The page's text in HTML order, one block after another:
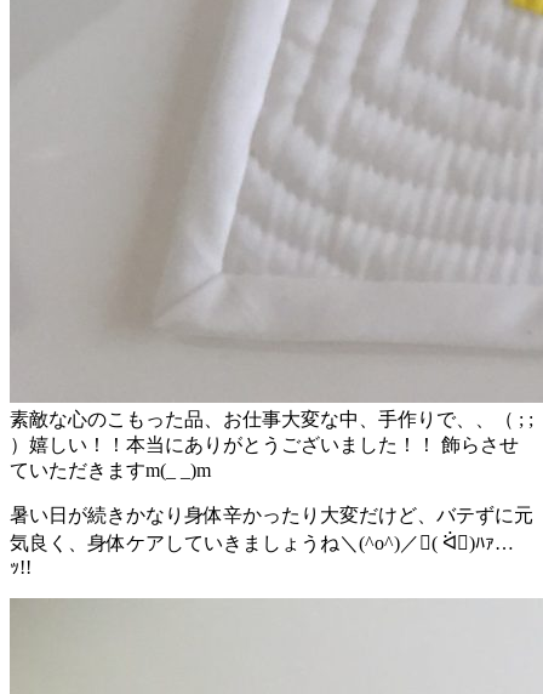
素敵な心のこもった品、お仕事大変な中、手作りで、、（ ; ;
）嬉しい！！本当にありがとうございました！！ 飾らさせ
ていただきますm(_ _)m
暑い日が続きかなり身体辛かったり大変だけど、バテずに元
気良く、身体ケアしていきましょうね＼(^o^)／( ᐛ)ﾊｧ…
ｯ!!